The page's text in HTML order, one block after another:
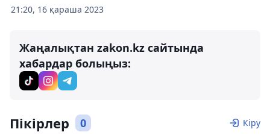
21:20, 16 қараша 2023
Жаңалықтан zakon.kz сайтында
хабардар болыңыз:
Пікірлер 0 Кіру